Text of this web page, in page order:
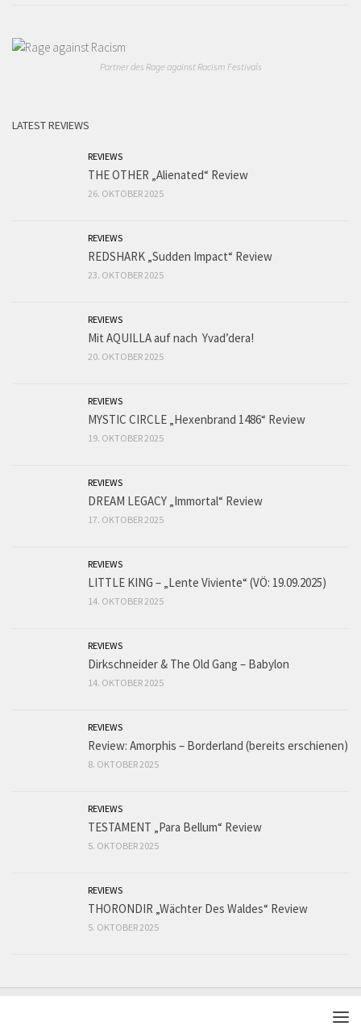
Partner des Rage against Racism Festivals
LATEST REVIEWS
REVIEWS
THE OTHER „Alienated“ Review
26. OKTOBER 2025
REVIEWS
REDSHARK „Sudden Impact“ Review
23. OKTOBER 2025
REVIEWS
Mit AQUILLA auf nach Yvad’dera!
20. OKTOBER 2025
REVIEWS
MYSTIC CIRCLE „Hexenbrand 1486“ Review
19. OKTOBER 2025
REVIEWS
DREAM LEGACY „Immortal“ Review
17. OKTOBER 2025
REVIEWS
LITTLE KING – „Lente Viviente“ (VÖ: 19.09.2025)
14. OKTOBER 2025
REVIEWS
Dirkschneider & The Old Gang – Babylon
14. OKTOBER 2025
REVIEWS
Review: Amorphis – Borderland (bereits erschienen)
8. OKTOBER 2025
REVIEWS
TESTAMENT „Para Bellum“ Review
5. OKTOBER 2025
REVIEWS
THORONDIR „Wächter Des Waldes“ Review
5. OKTOBER 2025